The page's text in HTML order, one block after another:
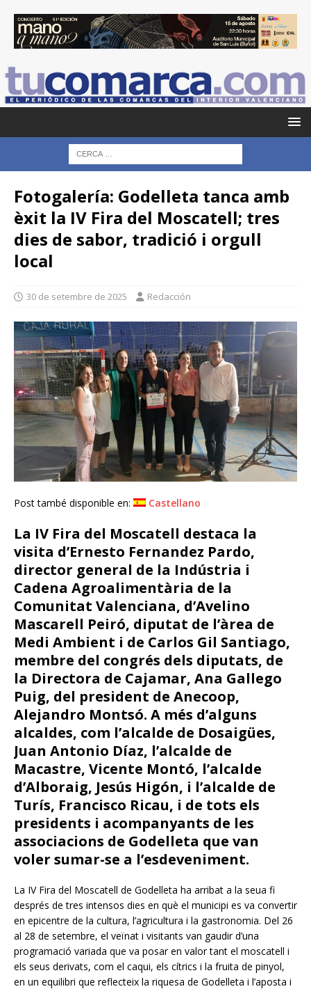
Fotogalería: Godelleta tanca amb
èxit la IV Fira del Moscatell; tres
dies de sabor, tradició i orgull
local
30 de setembre de 2025 Redacción
Post també disponible en: Castellano
La IV Fira del Moscatell destaca la
visita d’Ernesto Fernandez Pardo,
director general de la Indústria i
Cadena Agroalimentària de la
Comunitat Valenciana, d’Avelino
Mascarell Peiró, diputat de l’àrea de
Medi Ambient i de Carlos Gil Santiago,
membre del congrés dels diputats, de
la Directora de Cajamar, Ana Gallego
Puig, del president de Anecoop,
Alejandro Montsó. A més d’alguns
alcaldes, com l’alcalde de Dosaigües,
Juan Antonio Díaz, l’alcalde de
Macastre, Vicente Montó, l’alcalde
d’Alboraig, Jesús Higón, i l’alcalde de
Turís, Francisco Ricau, i de tots els
presidents i acompanyants de les
associacions de Godelleta que van
voler sumar-se a l’esdeveniment.
La IV Fira del Moscatell de Godelleta ha arribat a la seua fi
després de tres intensos dies en què el municipi es va convertir
en epicentre de la cultura, l’agricultura i la gastronomia. Del 26
al 28 de setembre, el veïnat i visitants van gaudir d’una
programació variada que va posar en valor tant el moscatell i
els seus derivats, com el caqui, els cítrics i la fruita de pinyol,
en un equilibri que reflecteix la riquesa de Godelleta i l’aposta i